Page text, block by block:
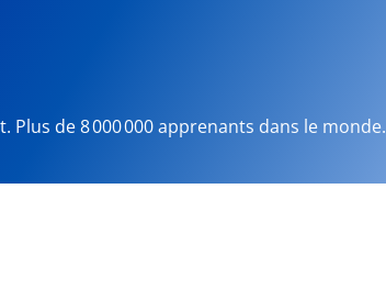
de 8 000 000 apprenants dans le monde.